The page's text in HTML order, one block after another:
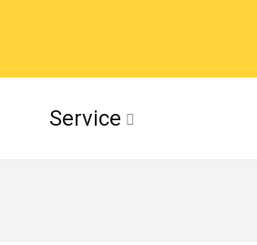
Service